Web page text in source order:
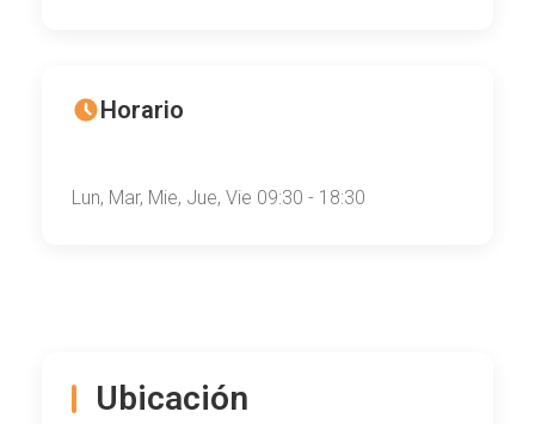
Ubicación
Horario
Lun, Mar, Mie, Jue, Vie 09:30 - 18:30